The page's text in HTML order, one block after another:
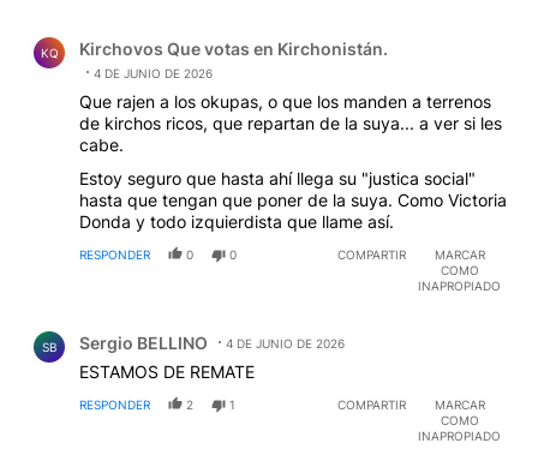
denuncias contra los Fiscales por incumplir la ley.-
KQ Kirchovos Que votas en Kirchonistán.
4 DE JUNIO DE 2026
Que rajen a los okupas, o que los manden a terrenos
de kirchos ricos, que repartan de la suya... a ver si les
cabe.
Estoy seguro que hasta ahí llega su "justica social"
hasta que tengan que poner de la suya. Como Victoria
Donda y todo izquierdista que llame así.
RESPONDER 0 0 COMPARTIR
MARCAR
COMO
INAPROPIADO
SB Sergio BELLINO 4 DE JUNIO DE 2026
ESTAMOS DE REMATE
RESPONDER 2 1 COMPARTIR
MARCAR
COMO
INAPROPIADO